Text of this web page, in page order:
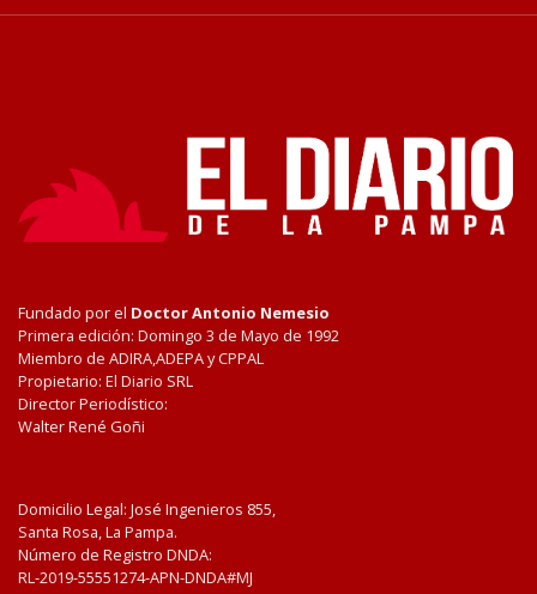
Fundado por el Doctor Antonio Nemesio
Primera edición: Domingo 3 de Mayo de 1992
Miembro de ADIRA,ADEPA y CPPAL
Propietario: El Diario SRL
Director Periodístico:
Walter René Goñi
Domicilio Legal: José Ingenieros 855,
Santa Rosa, La Pampa.
Número de Registro DNDA:
RL-2019-55551274-APN-DNDA#MJ